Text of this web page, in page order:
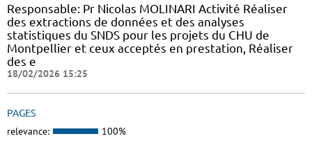
Responsable: Pr Nicolas MOLINARI Activité Réaliser
des extractions de données et des analyses
statistiques du SNDS pour les projets du CHU de
Montpellier et ceux acceptés en prestation, Réaliser
des e
18/02/2026 15:25
PAGES
relevance: 100%